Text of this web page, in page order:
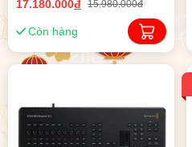
17.180.000đ 15.980.000đ
Còn hàng